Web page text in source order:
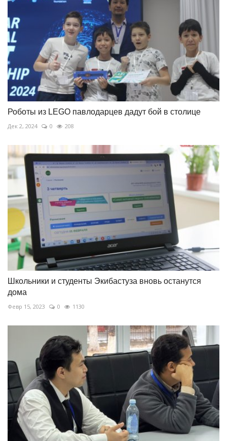
Роботы из LEGO павлодарцев дадут бой в столице
Дек 2, 2024 0 208
Школьники и студенты Экибастуза вновь останутся
дома
Февр 15, 2023 0 1130